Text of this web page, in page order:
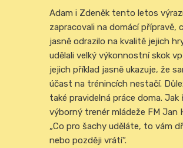
Adam i Zdeněk tento letos
zapracovali na domácí přípravě,
jasně odrazilo na kvalitě jejich
udělali velký výkonnostní skok
jejich příklad jasně ukazuje, že
účast na trénincích nestačí.
také pravidelná práce doma. Jak
výborný trenér mládeže FM Jan
„Co pro šachy uděláte, to vám
nebo později vrátí“.